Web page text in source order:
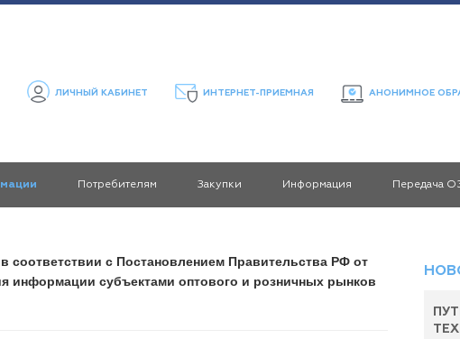
ЛИЧНЫЙ КАБИНЕТ ИНТЕРНЕТ-ПРИЕМНАЯ АНОНИМНОЕ
Потребителям Закупки Информация Передача
с Постановлением Правительства РФ от
информации субъектами оптового и розничных рынков